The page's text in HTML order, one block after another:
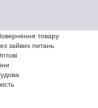
товару
зайвих питань